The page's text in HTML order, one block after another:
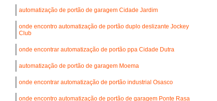
automatização de portão de garagem Cidade Jardim
onde encontro automatização de portão duplo deslizante Jockey
Club
onde encontrar automatização de portão ppa Cidade Dutra
automatização de portão de garagem Moema
onde encontrar automatização de portão industrial Osasco
onde encontro automatização de portão de garagem Ponte Rasa